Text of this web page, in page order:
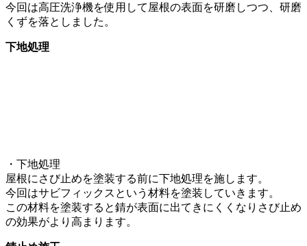
今回は高圧洗浄機を使用して屋根の表面を研磨しつつ、研磨
くずを落としました。
下地処理
・下地処理
屋根にさび止めを塗装する前に下地処理を施します。
今回はサビフィックスという材料を塗装していきます。
この材料を塗装すると錆が表面に出てきにくくなりさび止め
の効果がより高まります。